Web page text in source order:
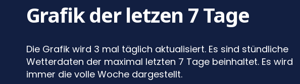
Grafik der letzen 7 Tage
Die Grafik wird 3 mal täglich aktualisiert. Es sind stündliche
Wetterdaten der maximal letzten 7 Tage beinhaltet. Es wird
immer die volle Woche dargestellt.